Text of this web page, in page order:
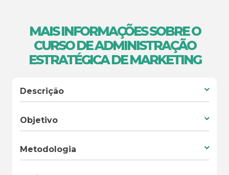
MAIS INFORMAÇÕES SOBRE O
CURSO DE ADMINISTRAÇÃO
ESTRATÉGICA DE MARKETING
Descrição
Objetivo
Metodologia